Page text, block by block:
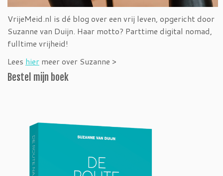
VrijeMeid.nl is dé blog over een vrij leven, opgericht door
Suzanne van Duijn. Haar motto? Parttime digital nomad,
fulltime vrijheid!
Lees hier meer over Suzanne >
Bestel mijn boek